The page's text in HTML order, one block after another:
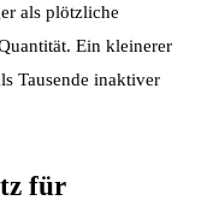
als plötzliche
Ein kleinerer
Tausende inaktiver
für